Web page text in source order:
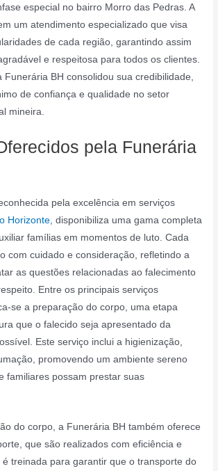
especial no bairro Morro das Pedras. A
um atendimento especializado que visa
de cada região, garantindo assim
e respeitosa para todos os clientes.
Funerária BH consolidou sua credibilidade,
de confiança e qualidade no setor
mineira.
pela Funerária
pela excelência em serviços
Horizonte, disponibiliza uma gama completa
famílias em momentos de luto. Cada
com cuidado e consideração, refletindo a
as questões relacionadas ao falecimento
Entre os principais serviços
se a preparação do corpo, uma etapa
que o falecido seja apresentado da
Este serviço inclui a higienização,
promovendo um ambiente sereno
familiares possam prestar suas
do corpo, a Funerária BH também oferece
que são realizados com eficiência e
é treinada para garantir que o transporte do